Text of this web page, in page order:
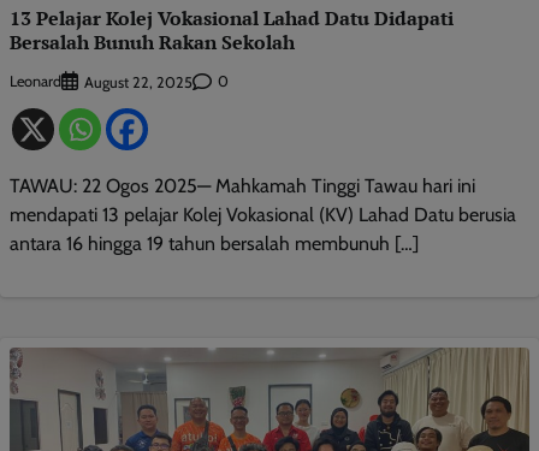
13 Pelajar Kolej Vokasional Lahad Datu Didapati
Bersalah Bunuh Rakan Sekolah
Leonard August 22, 2025 0
TAWAU: 22 Ogos 2025— Mahkamah Tinggi Tawau hari ini
mendapati 13 pelajar Kolej Vokasional (KV) Lahad Datu berusia
antara 16 hingga 19 tahun bersalah membunuh […]